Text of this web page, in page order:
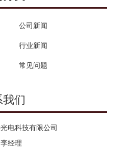
公司新闻
行业新闻
常见问题
们
电科技有限公司
经理